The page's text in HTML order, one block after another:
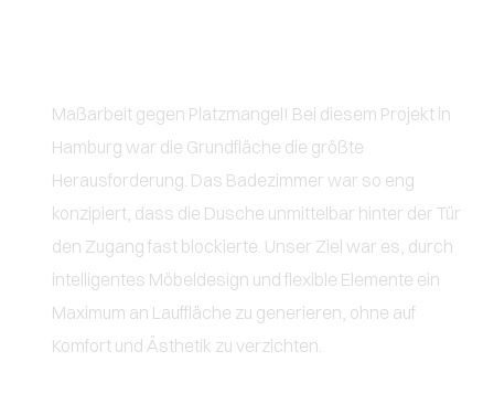
Maßarbeit gegen Platzmangel! Bei diesem Projekt in
Hamburg war die Grundfläche die größte
Herausforderung. Das Badezimmer war so eng
konzipiert, dass die Dusche unmittelbar hinter der Tür
den Zugang fast blockierte. Unser Ziel war es, durch
intelligentes Möbeldesign und flexible Elemente ein
Maximum an Lauffläche zu generieren, ohne auf
Komfort und Ästhetik zu verzichten.